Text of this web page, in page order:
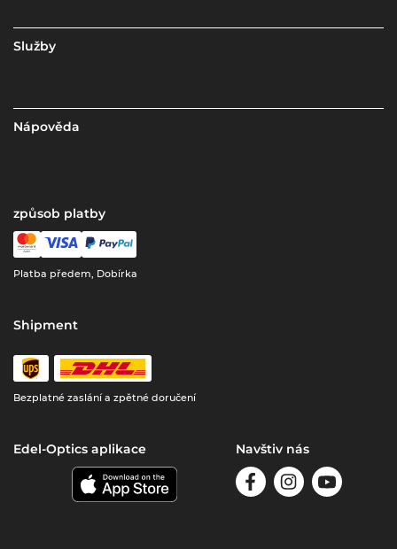
Služby
Nápověda
způsob platby
Platba předem, Dobírka
Shipment
Bezplatné zaslání a zpětné doručení
Edel-Optics aplikace Navštiv nás